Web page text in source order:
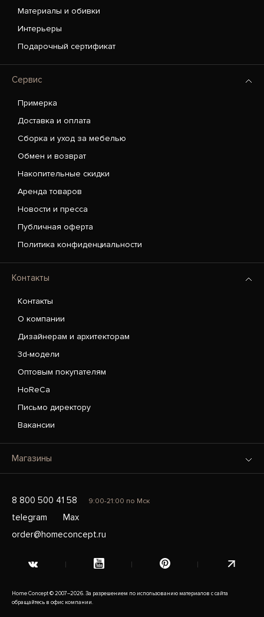
Материалы и обивки
Интерьеры
Подарочный сертификат
Сервис
Примерка
Доставка и оплата
Сборка и уход за мебелью
Обмен и возврат
Накопительные скидки
Аренда товаров
Новости и пресса
Публичная оферта
Политика конфиденциальности
Контакты
Контакты
О компании
Дизайнерам и архитекторам
3d-модели
Оптовым покупателям
HoReCa
Письмо директору
Вакансии
Магазины
8 800 500 41 58 9:00-21:00 по Мск
telegram
Max
order@homeconcept.ru
Home Concept © 2007–2026. За разрешением по использованию материалов с сайта
обращайтесь в офис компании.